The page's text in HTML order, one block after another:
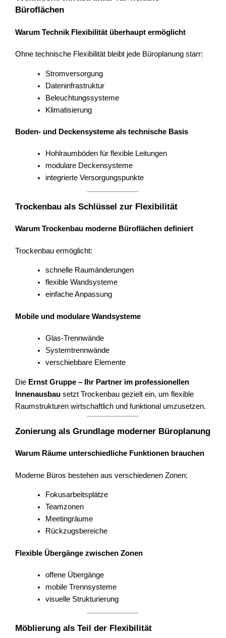
Büroflächen
Warum Technik Flexibilität überhaupt ermöglicht
Ohne technische Flexibilität bleibt jede Büroplanung starr:
Stromversorgung
Dateninfrastruktur
Beleuchtungssysteme
Klimatisierung
Boden- und Deckensysteme als technische Basis
Hohlraumböden für flexible Leitungen
modulare Deckensysteme
integrierte Versorgungspunkte
Trockenbau als Schlüssel zur Flexibilität
Warum Trockenbau moderne Büroflächen definiert
Trockenbau ermöglicht:
schnelle Raumänderungen
flexible Wandsysteme
einfache Anpassung
Mobile und modulare Wandsysteme
Glas-Trennwände
Systemtrennwände
verschiebbare Elemente
Die Ernst Gruppe – Ihr Partner im professionellen
Innenausbau setzt Trockenbau gezielt ein, um flexible
Raumstrukturen wirtschaftlich und funktional umzusetzen.
Zonierung als Grundlage moderner Büroplanung
Warum Räume unterschiedliche Funktionen brauchen
Moderne Büros bestehen aus verschiedenen Zonen:
Fokusarbeitsplätze
Teamzonen
Meetingräume
Rückzugsbereiche
Flexible Übergänge zwischen Zonen
offene Übergänge
mobile Trennsysteme
visuelle Strukturierung
Möblierung als Teil der Flexibilität